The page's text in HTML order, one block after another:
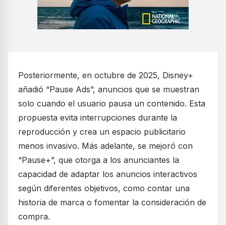
Posteriormente, en octubre de 2025, Disney+
añadió “Pause Ads”, anuncios que se muestran
solo cuando el usuario pausa un contenido. Esta
propuesta evita interrupciones durante la
reproducción y crea un espacio publicitario
menos invasivo. Más adelante, se mejoró con
“Pause+”, que otorga a los anunciantes la
capacidad de adaptar los anuncios interactivos
según diferentes objetivos, como contar una
historia de marca o fomentar la consideración de
compra.